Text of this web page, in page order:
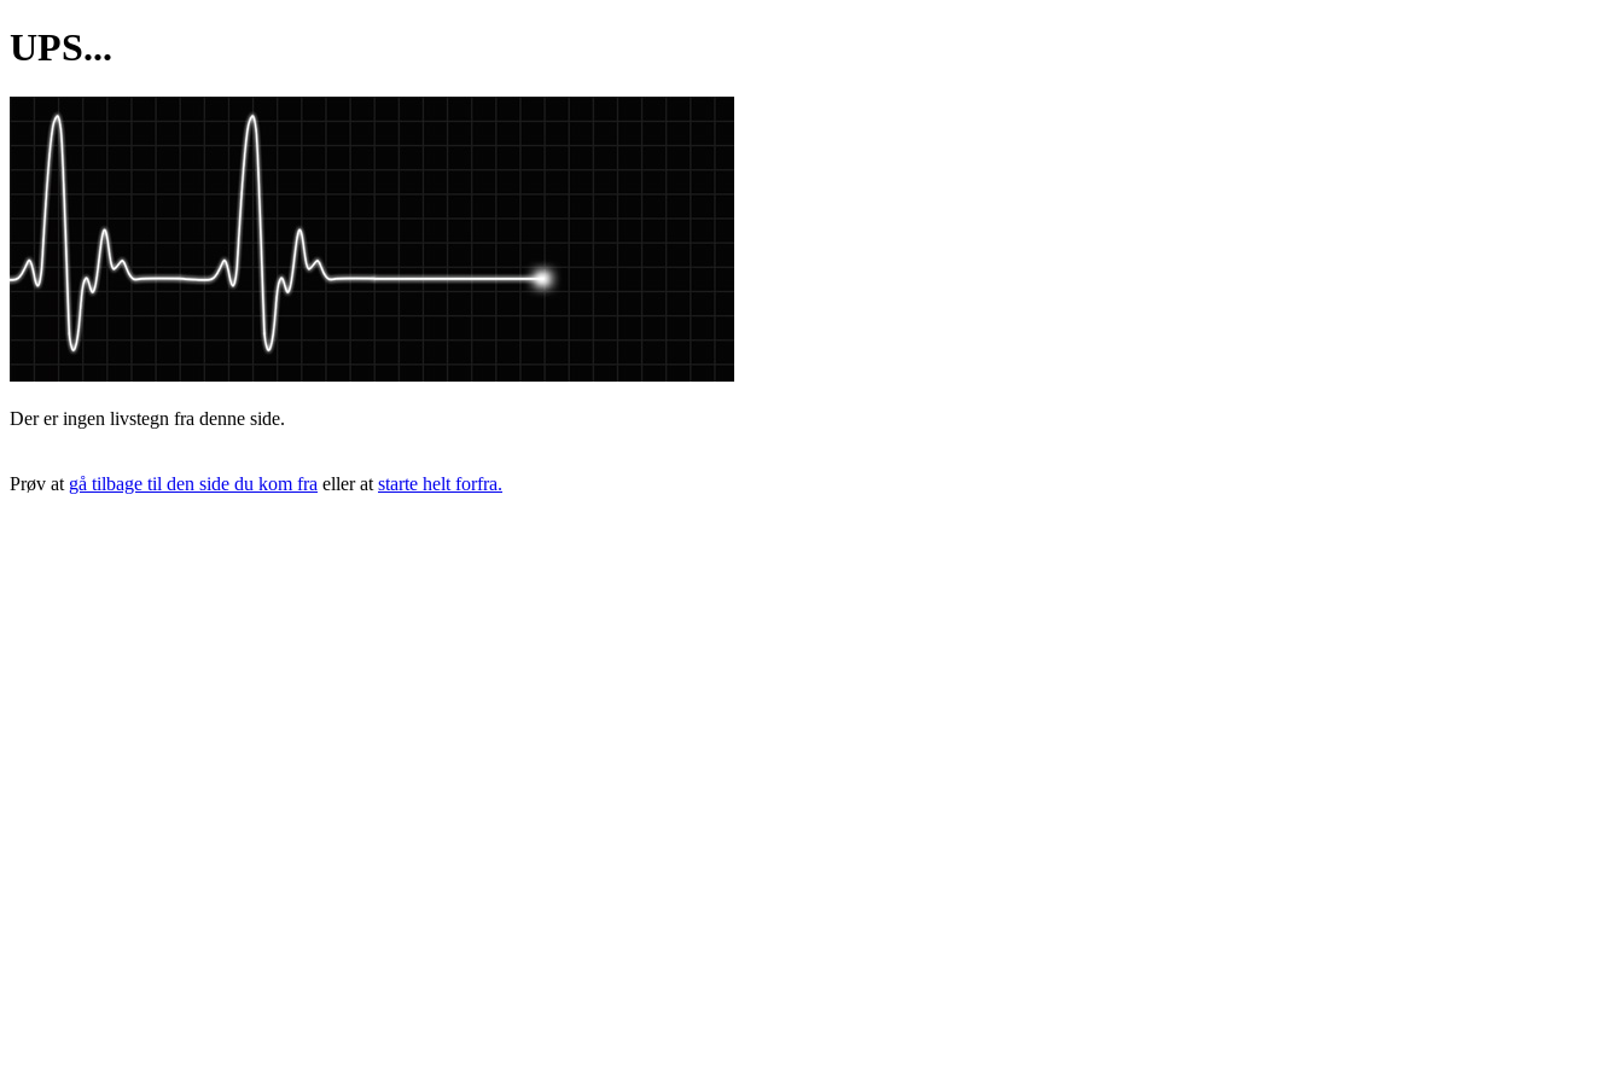
UPS...
Der er ingen livstegn fra denne side.
Prøv at gå tilbage til den side du kom fra eller at starte helt forfra.